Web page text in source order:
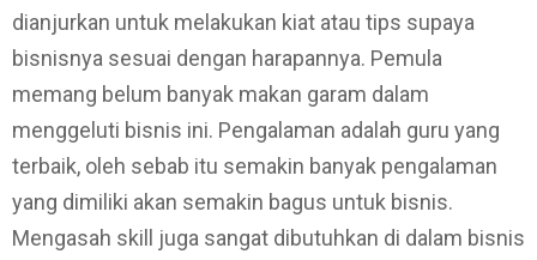
dianjurkan untuk melakukan kiat atau tips supaya
bisnisnya sesuai dengan harapannya. Pemula
memang belum banyak makan garam dalam
menggeluti bisnis ini. Pengalaman adalah guru yang
terbaik, oleh sebab itu semakin banyak pengalaman
yang dimiliki akan semakin bagus untuk bisnis.
Mengasah skill juga sangat dibutuhkan di dalam bisnis